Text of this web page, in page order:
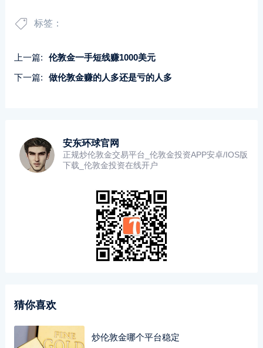
标签：
上一篇:
伦敦金一手短线赚1000美元
下一篇:
做伦敦金赚的人多还是亏的人多
安东环球官网
正规炒伦敦金交易平台_伦敦金投资APP安卓/IOS版
下载_伦敦金投资在线开户
猜你喜欢
炒伦敦金哪个平台稳定